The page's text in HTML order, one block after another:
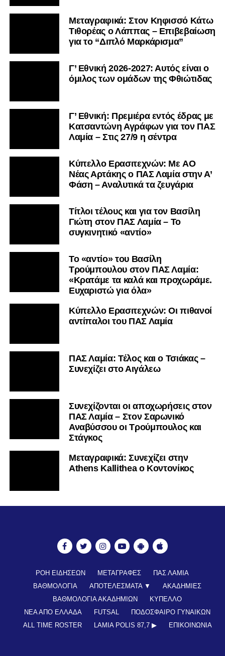
Μεταγραφικά: Στον Κηφισσό Κάτω
Τιθορέας ο Λάππας – Επιβεβαίωση
για το “Διπλό Μαρκάρισμα”
Γ’ Εθνική 2026-2027: Αυτός είναι ο
όμιλος των ομάδων της Φθιώτιδας
Γ’ Εθνική: Πρεμιέρα εντός έδρας με
Κατσαντώνη Αγράφων για τον ΠΑΣ
Λαμία – Στις 27/9 η σέντρα
Kύπελλο Ερασιτεχνών: Με AO
Nέας Αρτάκης ο ΠΑΣ Λαμία στην Α’
Φάση – Αναλυτικά τα ζευγάρια
Τίτλοι τέλους και για τον Βασίλη
Γιώτη στον ΠΑΣ Λαμία – Το
συγκινητικό «αντίο»
Το «αντίο» του Βασίλη
Τρούμπουλου στον ΠΑΣ Λαμία:
«Κρατάμε τα καλά και προχωράμε.
Ευχαριστώ για όλα»
Κύπελλο Ερασιτεχνών: Οι πιθανοί
αντίπαλοι του ΠΑΣ Λαμία
ΠΑΣ Λαμία: Τέλος και ο Τσιάκας –
Συνεχίζει στο Αιγάλεω
Συνεχίζονται οι αποχωρήσεις στον
ΠΑΣ Λαμία – Στον Σαρωνικό
Αναβύσσου οι Τρούμπουλος και
Στάγκος
Mεταγραφικά: Συνεχίζει στην
Athens Kallithea ο Κοντονίκος
ΡΟΗ ΕΙΔΗΣΕΩΝ ΜΕΤΑΓΡΑΦΕΣ
ΠΑΣ ΛΑΜΙΑ
ΒΑΘΜΟΛΟΓΙΑ
ΑΠΟΤΕΛΕΣΜΑΤΑ ▼
ΑΚΑΔΗΜΙΕΣ
ΒΑΘΜΟΛΟΓΙΑ ΑΚΑΔΗΜΙΩΝ
ΚΥΠΕΛΛΟ
ΝΕΑ ΑΠΟ ΕΛΛΑΔΑ
FUTSAL
ΠΟΔΟΣΦΑΙΡΟ ΓΥΝΑΙΚΩΝ
ALL TIME ROSTER
LAMIA POLIS 87,7 ▶︎ ΕΠΙΚΟΙΝΩΝΊΑ